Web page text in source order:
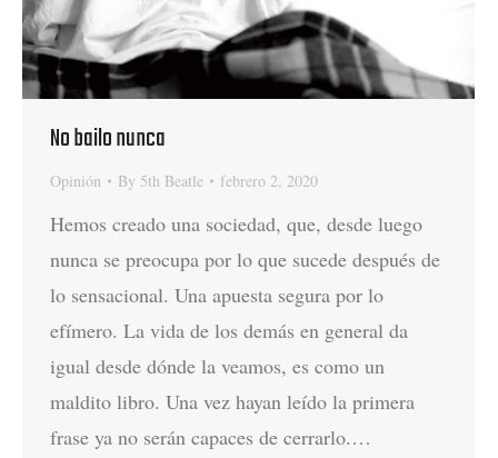
No bailo nunca
Opinión By 5th Beatle febrero 2, 2020
Hemos creado una sociedad, que, desde luego
nunca se preocupa por lo que sucede después de
lo sensacional. Una apuesta segura por lo
efímero. La vida de los demás en general da
igual desde dónde la veamos, es como un
maldito libro. Una vez hayan leído la primera
frase ya no serán capaces de cerrarlo.…